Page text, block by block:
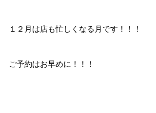
１２月は店も忙しくなる月です！！！
ご予約はお早めに！！！